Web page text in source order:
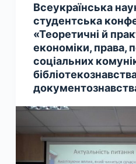
Всеукраїнська
студентська
«Теоретичні й
економіки, права,
соціальних